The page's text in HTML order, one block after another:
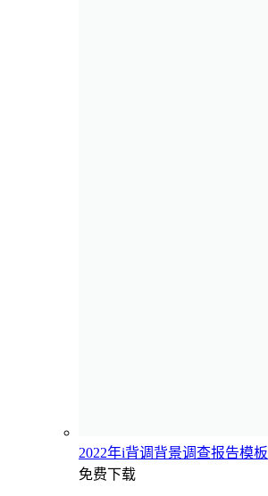
2022年i背调背景调查报告模板
免费下载